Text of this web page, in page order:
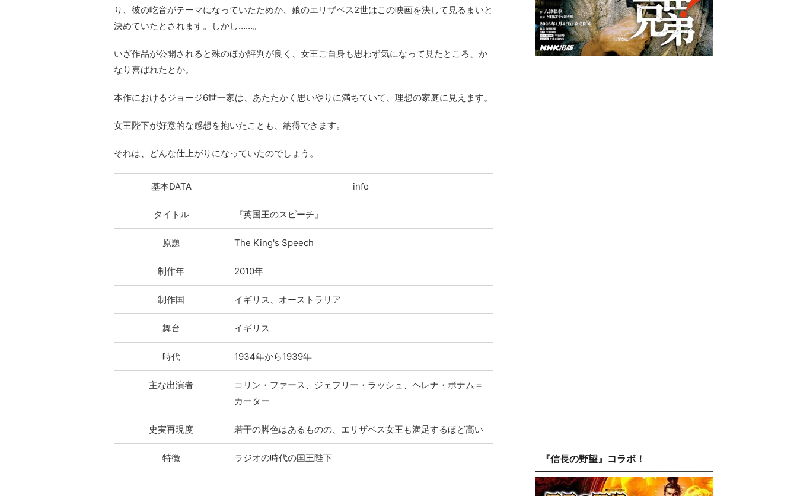
り、彼の吃音がテーマになっていたためか、娘のエリザベス2世はこの映画を決して見るまいと
決めていたとされます。しかし……。
いざ作品が公開されると殊のほか評判が良く、女王ご自身も思わず気になって見たところ、か
なり喜ばれたとか。
本作におけるジョージ6世一家は、あたたかく思いやりに満ちていて、理想の家庭に見えます。
女王陛下が好意的な感想を抱いたことも、納得できます。
それは、どんな仕上がりになっていたのでしょう。
基本DATA info
タイトル 『英国王のスピーチ』
原題 The King's Speech
制作年 2010年
制作国 イギリス、オーストラリア
舞台 イギリス
時代 1934年から1939年
主な出演者
コリン・ファース、ジェフリー・ラッシュ、ヘレナ・ボナム＝
カーター
史実再現度 若干の脚色はあるものの、エリザベス女王も満足するほど高い
特徴 ラジオの時代の国王陛下 『信長の野望』コラボ！